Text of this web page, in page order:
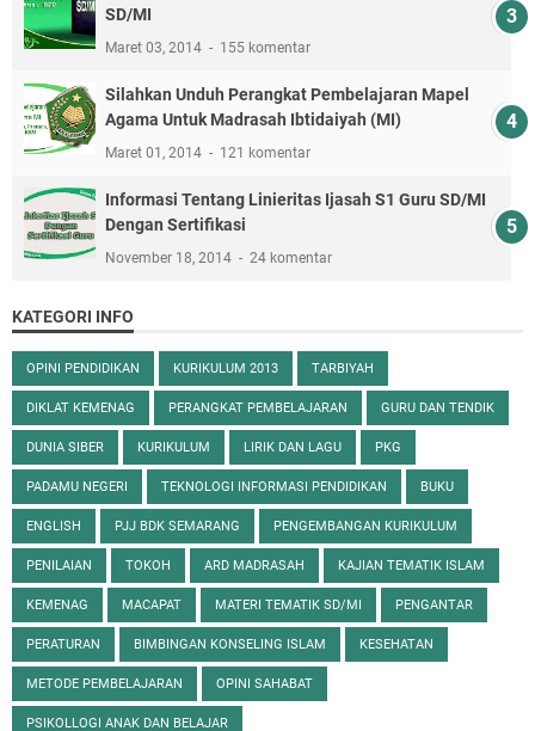
SD/MI
Maret 03, 2014 155 komentar
Silahkan Unduh Perangkat Pembelajaran Mapel
Agama Untuk Madrasah Ibtidaiyah (MI)
Maret 01, 2014 121 komentar
Informasi Tentang Linieritas Ijasah S1 Guru SD/MI
Dengan Sertifikasi
November 18, 2014 24 komentar
KATEGORI INFO
OPINI PENDIDIKAN KURIKULUM 2013 TARBIYAH
DIKLAT KEMENAG PERANGKAT PEMBELAJARAN GURU DAN TENDIK
DUNIA SIBER KURIKULUM LIRIK DAN LAGU PKG
PADAMU NEGERI TEKNOLOGI INFORMASI PENDIDIKAN BUKU
ENGLISH PJJ BDK SEMARANG PENGEMBANGAN KURIKULUM
PENILAIAN TOKOH ARD MADRASAH KAJIAN TEMATIK ISLAM
KEMENAG MACAPAT MATERI TEMATIK SD/MI PENGANTAR
PERATURAN BIMBINGAN KONSELING ISLAM KESEHATAN
METODE PEMBELAJARAN OPINI SAHABAT
PSIKOLLOGI ANAK DAN BELAJAR